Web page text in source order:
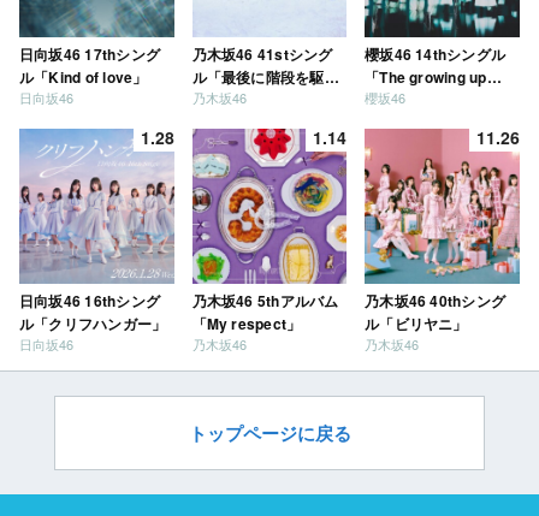
日向坂46 17thシング
ル「Kind of love」
日向坂46
乃木坂46 41stシング
ル「最後に階段を駆け
上がったのはいつ
乃木坂46
櫻坂46 14thシングル
「The growing up
train」
櫻坂46
1.28
日向坂46 16thシング
ル「クリフハンガー」
日向坂46
1.14
乃木坂46 5thアルバム
「My respect」
乃木坂46
11.26
乃木坂46 40thシング
ル「ビリヤニ」
乃木坂46
トップページに戻る